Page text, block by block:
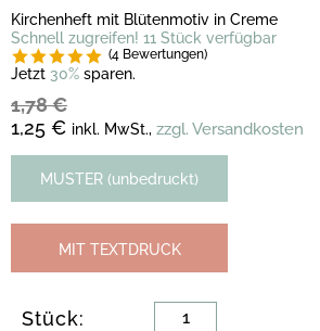
Kirchenheft mit Blütenmotiv in Creme
Schnell zugreifen! 11 Stück verfügbar
(4 Bewertungen)
Jetzt 30% sparen.
1,78 €
1,25 € inkl. MwSt., zzgl. Versandkosten
MUSTER (unbedruckt)
MIT TEXTDRUCK
Stück: